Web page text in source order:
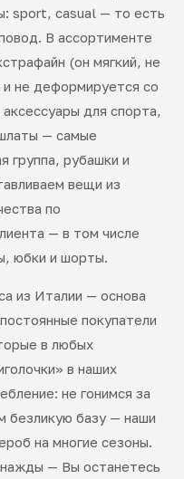
sport, casual — то есть
В ассортименте
(он мягкий, не
не деформируется со
для спорта,
— самые
группа, рубашки и
вещи из
по
— в том числе
юбки и шорты.
из Италии — основа
покупатели
в любых
в наших
не гонимся за
безликую базу — наши
на многие сезоны.
— Вы останетесь